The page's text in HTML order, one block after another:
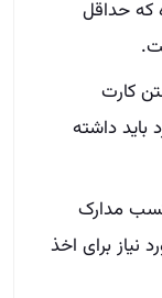
که حداقل
کارت
داشته
مدارک
نیاز برای اخذ